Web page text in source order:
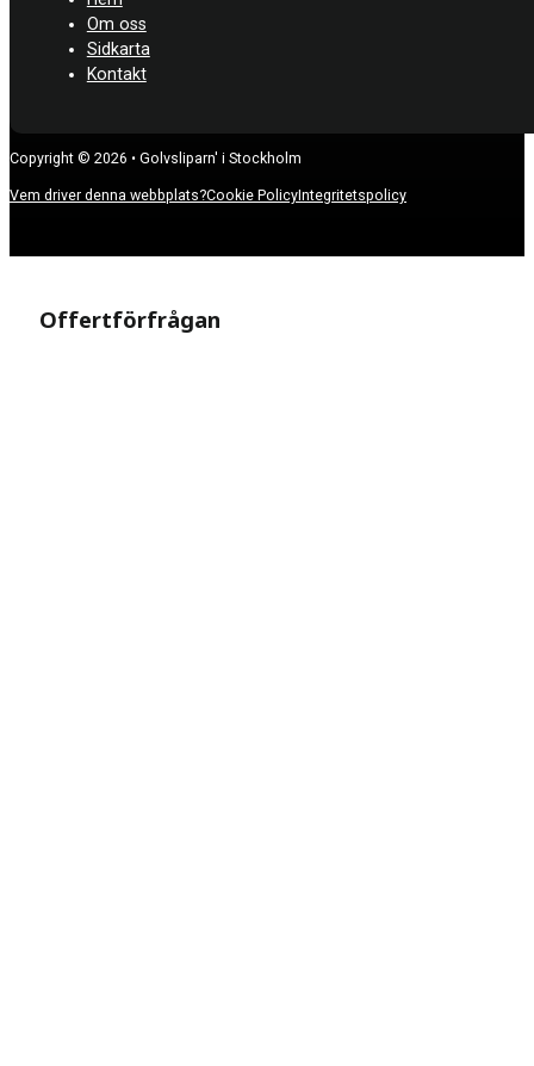
Om oss
Sidkarta
Kontakt
Copyright © 2026 • Golvsliparn' i Stockholm
Vem driver denna webbplats?Cookie PolicyIntegritetspolicy
Offertförfrågan